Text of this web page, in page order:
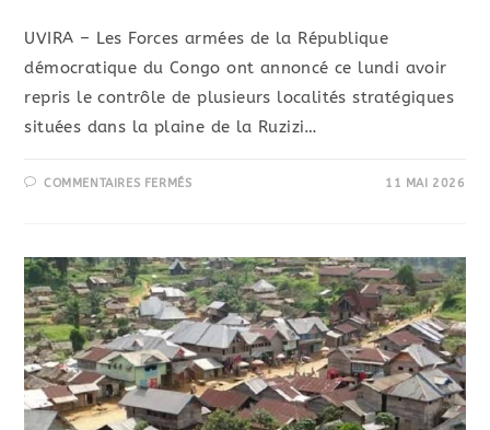
UVIRA – Les Forces armées de la République
démocratique du Congo ont annoncé ce lundi avoir
repris le contrôle de plusieurs localités stratégiques
situées dans la plaine de la Ruzizi…
COMMENTAIRES FERMÉS 11 MAI 2026